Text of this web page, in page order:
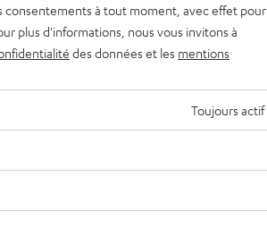
à tout moment, avec effet pour
plus d'informations, nous vous invitons à
des données et les mentions
Toujours actif